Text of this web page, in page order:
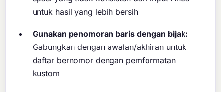
untuk hasil yang lebih bersih
Gunakan penomoran baris dengan bijak:
Gabungkan dengan awalan/akhiran untuk
daftar bernomor dengan pemformatan
kustom